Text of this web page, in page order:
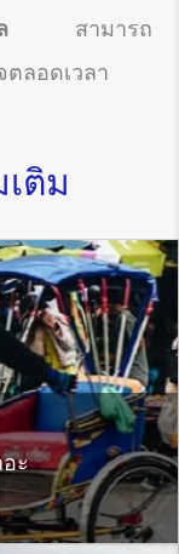
สามารถ
ลอดเวลา
ติม
ะ